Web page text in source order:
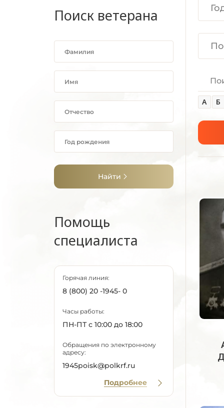
Поиск ветерана
Найти
Помощь
специалиста
Горячая линия:
8 (800) 20 -1945- 0
Часы работы:
ПН-ПТ с 10:00 до 18:00
Обращения по электронному
адресу:
1945poisk@polkrf.ru
Подробнее
А Б